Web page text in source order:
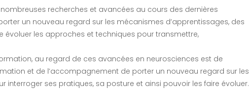
recherches et avancées au cours des dernières
un nouveau regard sur les mécanismes d’apprentissages, des
évoluer les approches et techniques pour transmettre,
au regard de ces avancées en neurosciences est de
et de l’accompagnement de porter un nouveau regard sur les
interroger ses pratiques, sa posture et ainsi pouvoir les faire évoluer.